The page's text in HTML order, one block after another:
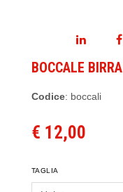
BOCCALE BIRRA
Codice: boccali
€ 12,00
TAGLIA